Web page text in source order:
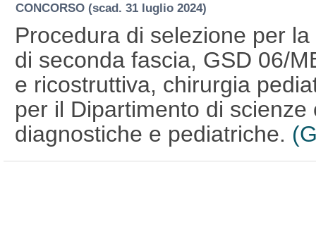
CONCORSO (scad. 31 luglio 2024)
Procedura di selezione per
di seconda fascia, GSD 06/
e ricostruttiva, chirurgia
per il Dipartimento di
diagnostiche e pediatriche.